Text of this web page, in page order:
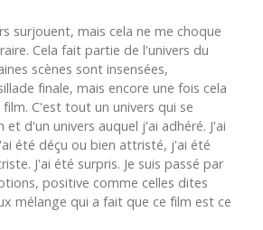
surjouent, mais cela ne me choque
Cela fait partie de l'univers du
scènes sont insensées,
finale, mais encore une fois cela
C'est tout un univers qui se
et d'un univers auquel j'ai adhéré. J'ai
été déçu ou bien attristé, j'ai été
J'ai été surpris. Je suis passé par
positive comme celles dites
mélange qui a fait que ce film est ce